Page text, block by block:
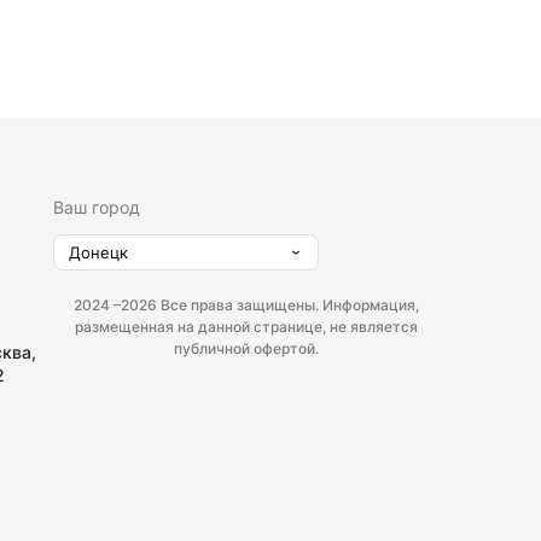
Ваш город
Донецк
2024 –2026 Все права защищены. Информация,
размещенная на данной странице, не является
публичной офертой.